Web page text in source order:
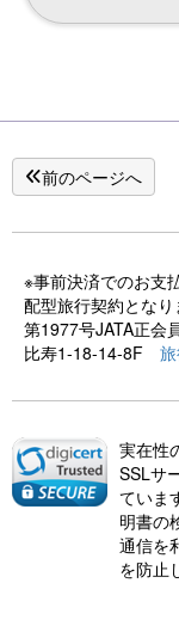
前のページへ
※事前決済でのお支
配型旅行契約とな
第1977号JATA正
比寿1-18-14-8F
実在性
SSLサ
ていま
明書の
通信を
を防止